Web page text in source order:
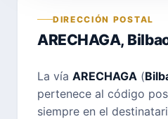
DIRECCIÓN POSTAL
ARECHAGA,
La vía ARECHAGA (
pertenece al código
siempre en el